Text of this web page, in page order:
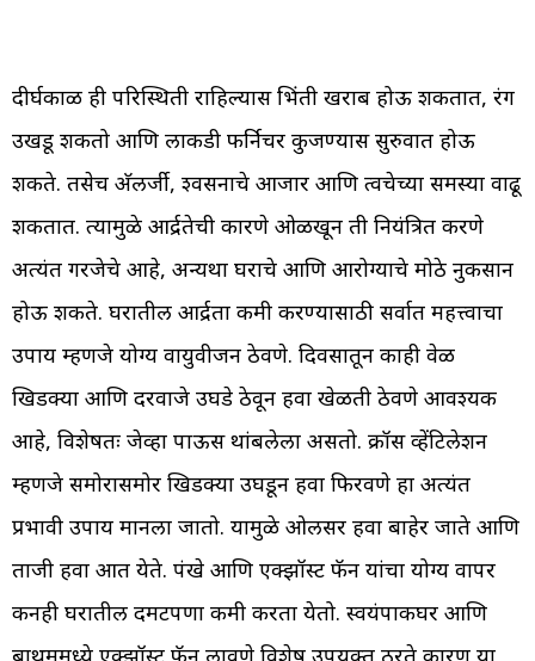
दीर्घकाळ ही परिस्थिती राहिल्यास भिंती खराब होऊ शकतात, रंग
उखडू शकतो आणि लाकडी फर्निचर कुजण्यास सुरुवात होऊ
शकते. तसेच अ‍ॅलर्जी, श्वसनाचे आजार आणि त्वचेच्या समस्या वाढू
शकतात. त्यामुळे आर्द्रतेची कारणे ओळखून ती नियंत्रित करणे
अत्यंत गरजेचे आहे, अन्यथा घराचे आणि आरोग्याचे मोठे नुकसान
होऊ शकते. घरातील आर्द्रता कमी करण्यासाठी सर्वात महत्त्वाचा
उपाय म्हणजे योग्य वायुवीजन ठेवणे. दिवसातून काही वेळ
खिडक्या आणि दरवाजे उघडे ठेवून हवा खेळती ठेवणे आवश्यक
आहे, विशेषतः जेव्हा पाऊस थांबलेला असतो. क्रॉस व्हेंटिलेशन
म्हणजे समोरासमोर खिडक्या उघडून हवा फिरवणे हा अत्यंत
प्रभावी उपाय मानला जातो. यामुळे ओलसर हवा बाहेर जाते आणि
ताजी हवा आत येते. पंखे आणि एक्झॉस्ट फॅन यांचा योग्य वापर
करूनही घरातील दमटपणा कमी करता येतो. स्वयंपाकघर आणि
बाथरूममध्ये एक्झॉस्ट फॅन लावणे विशेष उपयुक्त ठरते कारण या